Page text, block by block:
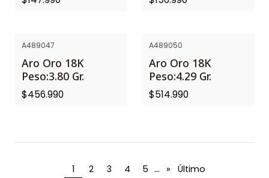
A489047
Aro Oro 18K
Peso:3.80 Gr.
$456.990
A489050
Aro Oro 18K
Peso:4.29 Gr.
$514.990
1 2 3 4 5 ... » Último